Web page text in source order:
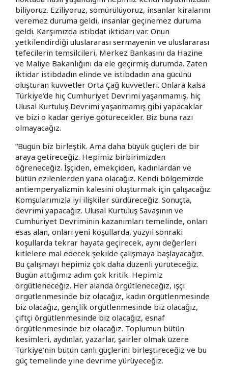
biliyoruz. Eziliyoruz, sömürülüyoruz, insanlar kiralarını
veremez duruma geldi, insanlar geçinemez duruma
geldi. Karşımızda istibdat iktidarı var. Onun
yetkilendirdiği uluslararası sermayenin ve uluslararası
tefecilerin temsilcileri, Merkez Bankasını da Hazine
ve Maliye Bakanlığını da ele geçirmiş durumda. Zaten
iktidar istibdadın elinde ve istibdadın ana gücünü
oluşturan kuvvetler Orta Çağ kuvvetleri. Onlara kalsa
Türkiye’de hiç Cumhuriyet Devrimi yaşanmamış, hiç
Ulusal Kurtuluş Devrimi yaşanmamış gibi yapacaklar
ve bizi o kadar geriye götürecekler. Biz buna razı
olmayacağız.
“Bugün biz birleştik. Ama daha büyük güçleri de bir
araya getireceğiz. Hepimiz birbirimizden
öğreneceğiz. İşçiden, emekçiden, kadınlardan ve
bütün ezilenlerden yana olacağız. Kendi bölgemizde
antiemperyalizmin kalesini oluşturmak için çalışacağız.
Komşularımızla iyi ilişkiler sürdüreceğiz. Sonuçta,
devrimi yapacağız. Ulusal Kurtuluş Savaşının ve
Cumhuriyet Devriminin kazanımları temelinde, onları
esas alan, onları yeni koşullarda, yüzyıl sonraki
koşullarda tekrar hayata geçirecek, aynı değerleri
kitlelere mal edecek şekilde çalışmaya başlayacağız.
Bu çalışmayı hepimiz çok daha düzenli yürüteceğiz.
Bugün attığımız adım çok kritik. Hepimiz
örgütleneceğiz. Her alanda örgütleneceğiz, işçi
örgütlenmesinde biz olacağız, kadın örgütlenmesinde
biz olacağız, gençlik örgütlenmesinde biz olacağız,
çiftçi örgütlenmesinde biz olacağız, esnaf
örgütlenmesinde biz olacağız. Toplumun bütün
kesimleri, aydınlar, yazarlar, şairler olmak üzere
Türkiye’nin bütün canlı güçlerini birleştireceğiz ve bu
güç temelinde yine devrime yürüyeceğiz.